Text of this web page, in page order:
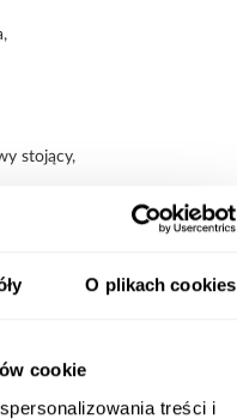
O plikach cookies
cookie
treści i
stojący,
kuchenną z
OMNIRES SWITCH
armatury z praktycznym
wykonanie z mosiądzu,